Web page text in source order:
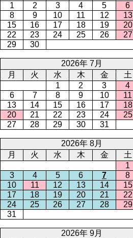
1
2 3 4 5 6
8
9 10 11 12 13
15
16 17 18 19 20
22
23 24 25 26 27
29
30
2026年 7月
月
火 水 木 金 土
1
2 3 4
6
7 8 9 10 11
13
14 15 16 17 18
20
21 22 23 24 25
27
28 29 30 31
2026年 8月
月
火 水 木 金 土
1
3
4 5 6 7 8
10
11 12 13 14 15
17
18 19 20 21 22
24
25 26 27 28 29
31
2026年 9月